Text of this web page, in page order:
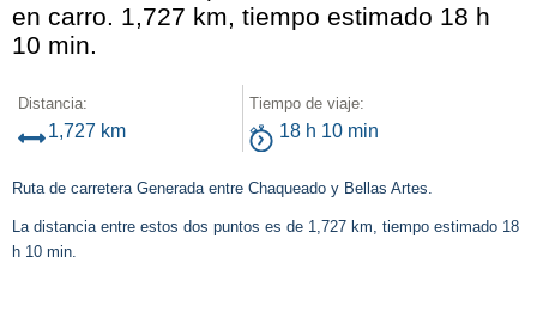
en carro. 1,727 km, tiempo estimado 18 h
10 min.
Distancia:
1,727 km
Tiempo de viaje:
18 h 10 min
Ruta de carretera Generada entre Chaqueado y Bellas Artes.
La distancia entre estos dos puntos es de 1,727 km, tiempo estimado 18
h 10 min.